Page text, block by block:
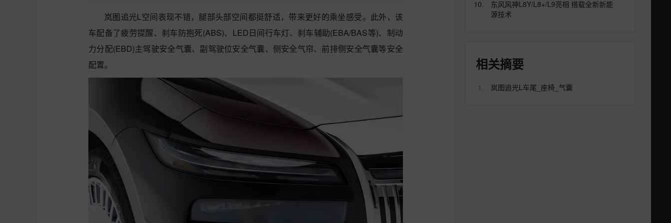
岚图追光L空间表现不错，腿部头部空间都挺舒适，带来更好的乘坐感受。此外，该
车配备了疲劳提醒、刹车防抱死(ABS)、LED日间行车灯、刹车辅助(EBA/BAS等)、制动
力分配(EBD)主驾驶安全气囊、副驾驶位安全气囊、侧安全气帘、前排侧安全气囊等安全
配置。
东风风神L8Y/L8+/L9亮相 搭载全新新能
源技术
相关摘要
岚图追光L车尾_座椅_气囊